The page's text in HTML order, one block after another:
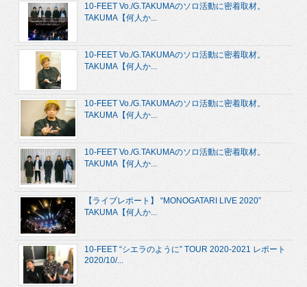
10-FEET Vo./G.TAKUMAのソロ活動に密着取材。
TAKUMA【何人か...
10-FEET Vo./G.TAKUMAのソロ活動に密着取材。
TAKUMA【何人か...
10-FEET Vo./G.TAKUMAのソロ活動に密着取材。
TAKUMA【何人か...
10-FEET Vo./G.TAKUMAのソロ活動に密着取材。
TAKUMA【何人か...
【ライブレポート】 “MONOGATARI LIVE 2020”
TAKUMA【何人か...
10-FEET “シエラのように” TOUR 2020-2021 レポート
2020/10/...